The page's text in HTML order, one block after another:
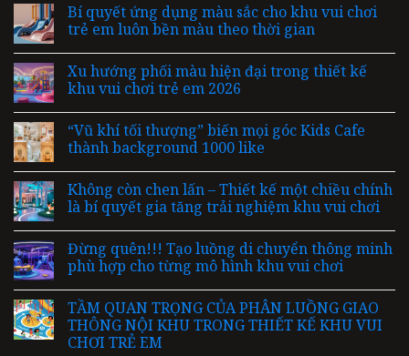
Bí quyết ứng dụng màu sắc cho khu vui chơi
trẻ em luôn bền màu theo thời gian
Xu hướng phối màu hiện đại trong thiết kế
khu vui chơi trẻ em 2026
“Vũ khí tối thượng” biến mọi góc Kids Cafe
thành background 1000 like
Không còn chen lấn – Thiết kế một chiều chính
là bí quyết gia tăng trải nghiệm khu vui chơi
Đừng quên!!! Tạo luồng di chuyển thông minh
phù hợp cho từng mô hình khu vui chơi
TẦM QUAN TRỌNG CỦA PHÂN LUỒNG GIAO
THÔNG NỘI KHU TRONG THIẾT KẾ KHU VUI
CHƠI TRẺ EM